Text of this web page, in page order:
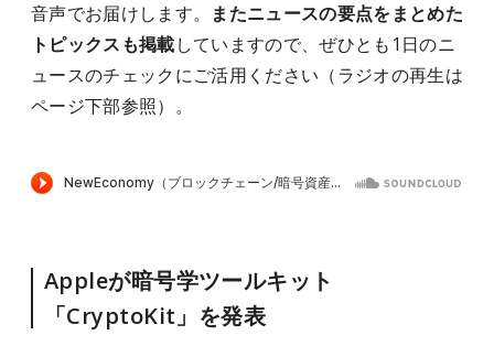
音声でお届けします。
またニュースの要点をまとめた
トピックスも掲載していますので、ぜひとも1日のニ
ュースのチェックにご活用ください（ラジオの再生は
ページ下部参照）。
Appleが暗号学ツールキット
「CryptoKit」を発表